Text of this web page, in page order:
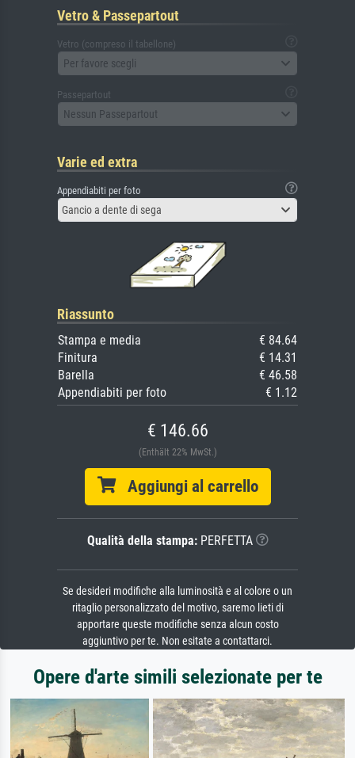
Vetro & Passepartout
Vetro (compreso il tabellone)
Per favore scegli
Passepartout
Nessun Passepartout
Varie ed extra
Appendiabiti per foto
Gancio a dente di sega
Riassunto
Stampa e media
€ 84.64
Finitura
€ 14.31
Barella
€ 46.58
Appendiabiti per foto
€ 1.12
€ 146.66
(Enthält 22% MwSt.)
Aggiungi al carrello
Qualità della stampa:PERFETTA
Se desideri modifiche alla luminosità e al colore o un
ritaglio personalizzato del motivo, saremo lieti di
apportare queste modifiche senza alcun costo
aggiuntivo per te. Non esitate a contattarci.
Opere d'arte simili selezionate per te